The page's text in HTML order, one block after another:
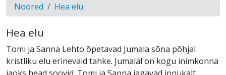
Noored Hea elu
Hea elu
Tomi ja Sanna Lehto õpetavad Jumala sõna põhjal
kristliku elu erinevaid tahke. Jumalal on kogu inimkonna
jaoks head soovid. Tomi ja Sanna jagavad innukalt